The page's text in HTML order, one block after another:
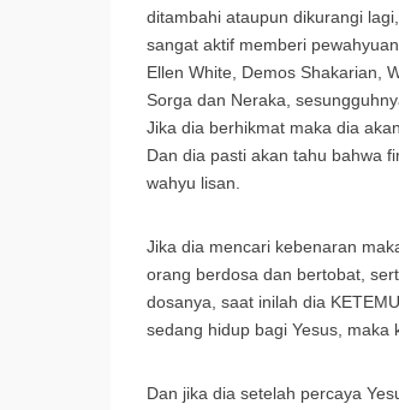
ditambahi ataupun dikurangi
sangat aktif memberi
Ellen White, Demos Shakarian,
Sorga dan Neraka,
Jika dia berhikmat maka dia
Dan dia pasti akan tahu bahwa
wahyu lisan.
Jika dia mencari kebenaran
orang berdosa dan bertobat,
dosanya, saat inilah dia
sedang hidup bagi Yesus, maka
Dan jika dia setelah percaya